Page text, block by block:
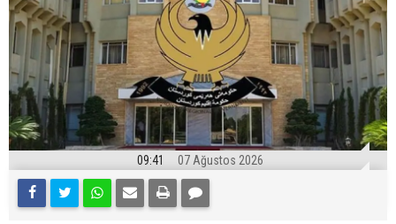
09:41 07 Ağustos 2026